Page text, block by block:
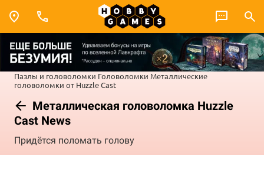
Пазлы и головоломки Головоломки Металлические
головоломки от Huzzle Cast
Металлическая головоломка Huzzle
Cast News
Придётся поломать голову